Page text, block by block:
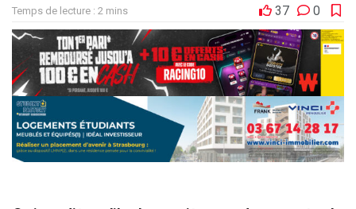
Temps de lecture : 2 mins
37 0